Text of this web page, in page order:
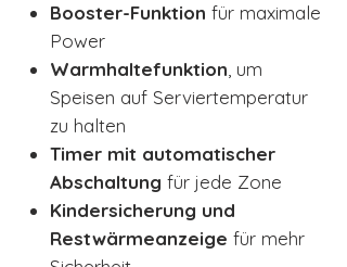
Booster-Funktion für maximale
Power
Warmhaltefunktion, um
Speisen auf Serviertemperatur
zu halten
Timer mit automatischer
Abschaltung für jede Zone
Kindersicherung und
Restwärmeanzeige für mehr